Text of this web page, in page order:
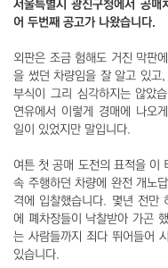
서울특별시 광진구청에서 공
어 두번째 공고가 나왔습니다.
외판은 조금 험해도 거진 막판
을 썼던 차량임을 잘 알고 있고
부식이 그리 심각하지는 않았
연유에서 이렇게 경매에 나오
일이 있었지만 말입니다.
여튼 첫 공매 도전의 표적을 이
속 주행하던 차량에 완전 개노
격에 입찰했습니다. 몇년 전만
에 폐차장들이 낙찰받아 가곤
는 사람들까지 죄다 뛰어들어
있습니다.